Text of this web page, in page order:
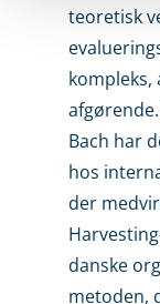
teoretisk
Bach har
hos
der
danske
metoden,